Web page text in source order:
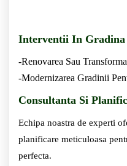
Interventii In Gradina
-Renovarea Sau
-Modernizarea Gradinii
Consultanta Si
Echipa noastra de experti
planificare meticuloasa
perfecta.